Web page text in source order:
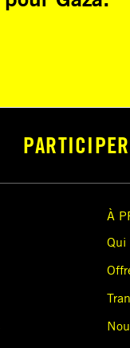
PARTICIPER
À
Qui